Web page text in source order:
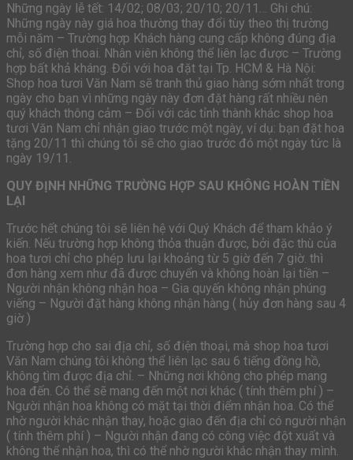
Những ngày lễ tết: 14/02; 08/03; 20/10; 20/11… Ghi chú:
Những ngày này giá hoa thường thay đổi tùy theo thị trường
mỗi năm – Trường hợp Khách hàng cung cấp không đúng địa
chỉ, số điện thoai. Nhân viên không thể liên lạc được – Trường
hợp bất khả kháng. Đối với hoa đặt tại Tp. HCM & Hà Nội:
Shop hoa tươi Văn Nam sẽ tranh thủ giao hàng sớm nhất trong
ngày cho bạn vì những ngày này đơn đặt hàng rất nhiều nên
quý khách thông cảm – Đối với các tỉnh thành khác shop hoa
tươi Văn Nam chỉ nhận giao trước một ngày, ví dụ: bạn đặt hoa
tặng 20/11 thì chúng tôi sẽ cho giao trước đó một ngày tức là
ngày 19/11.
QUY ĐỊNH NHỮNG TRƯỜNG HỢP SAU KHÔNG HOÀN TIỀN
LẠI
Trước hết chúng tôi sẽ liên hệ với Quý Khách để tham khảo ý
kiến. Nếu trường hợp không thỏa thuận được, bởi đặc thù của
hoa tươi chỉ cho phép lưu lại khoảng từ 5 giờ đến 7 giờ. thì
đơn hàng xem như đã được chuyển và không hoàn lại tiền –
Người nhận không nhận hoa – Gia quyến không nhận phúng
viếng – Người đặt hàng không nhận hàng ( hủy đơn hàng sau 4
giờ )
Trường hợp cho sai địa chỉ, số điện thoại, mà shop hoa tươi
Văn Nam chúng tôi không thể liên lạc sau 6 tiếng đồng hồ,
không tìm được địa chỉ. – Những nơi không cho phép mang
hoa đến. Có thể sẽ mang đến một nơi khác ( tính thêm phí ) –
Người nhận hoa không có mặt tại thời điểm nhận hoa. Có thể
nhờ người khác nhận thay, hoặc giao đến địa chỉ có người nhận
( tính thêm phí ) – Người nhận đang có công việc đột xuất và
không thể nhận hoa, thì có thể nhờ người khác nhận thay mình.